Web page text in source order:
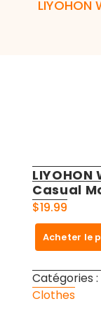
Casual
$19.99
Acheter le
Catégories :
Clothes